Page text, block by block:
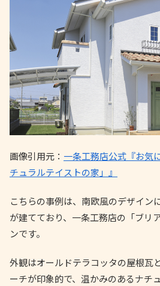
画像引用元： 一条工務店公式『お気
チュラルテイストの家」』
こちらの事例は、南欧風のデザイン
が建てており、一条工務店の「ブリ
ンです。
外観はオールドテラコッタの屋根瓦
ーチが印象的で、温かみのあるナチ